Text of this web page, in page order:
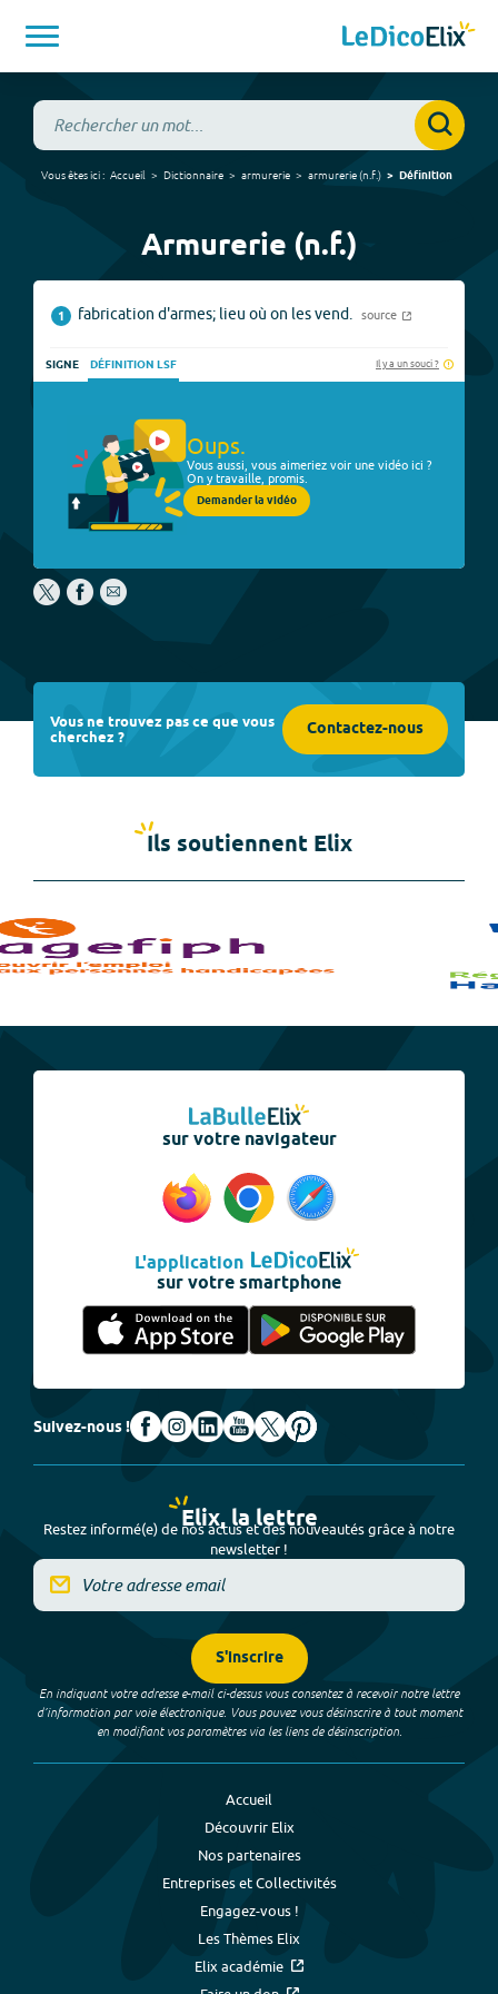
Vous êtes ici : Accueil Dictionnaire armurerie armurerie(n.f.) Définition
Armurerie (n.f.)
1 fabrication d'armes; lieu où on les vend. source
SIGNE DÉFINITION LSF Il y a un souci ?
Oups.
Vous aussi, vous aimeriez voir une vidéo ici ?
On y travaille, promis.
Demander la vidéo
Vous ne trouvez pas ce que vous
cherchez ? Contactez-nous
Ils soutiennent Elix
sur votre navigateur
L'application
sur votre smartphone
Suivez-nous !
Elix, la lettre
Restez informé(e) de nos actus et des nouveautés grâce à notre
newsletter !
S'inscrire
En indiquant votre adresse e-mail ci-dessus vous consentez à recevoir notre lettre
d’information par voie électronique. Vous pouvez vous désinscrire à tout moment
en modifiant vos paramètres via les liens de désinscription.
Accueil
Découvrir Elix
Nos partenaires
Entreprises et Collectivités
Engagez-vous !
Les Thèmes Elix
Elix académie